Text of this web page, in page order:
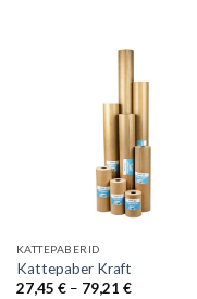
KATTEPABERID
Kattepaber Kraft
27,45 € – 79,21 €Price